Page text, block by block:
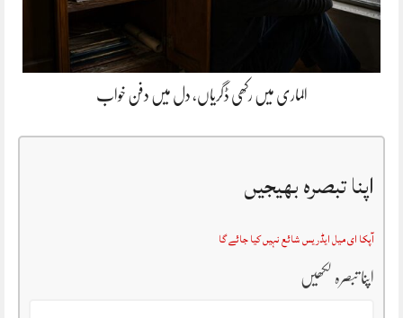
الماری میں رکھی ڈگریاں، دل میں دفن خواب
اپنا تبصرہ بھیجیں
آپکا ای میل ایڈریس شائع نہیں کیا جائے گا
اپنا تبصرہ لکھیں